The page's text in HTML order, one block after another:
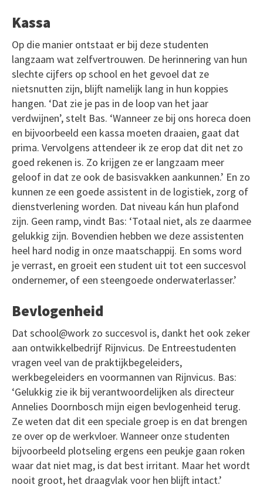
Kassa
Op die manier ontstaat er bij deze studenten
langzaam wat zelfvertrouwen. De herinnering van hun
slechte cijfers op school en het gevoel dat ze
nietsnutten zijn, blijft namelijk lang in hun koppies
hangen. ‘Dat zie je pas in de loop van het jaar
verdwijnen’, stelt Bas. ‘Wanneer ze bij ons horeca doen
en bijvoorbeeld een kassa moeten draaien, gaat dat
prima. Vervolgens attendeer ik ze erop dat dit net zo
goed rekenen is. Zo krijgen ze er langzaam meer
geloof in dat ze ook de basisvakken aankunnen.’ En zo
kunnen ze een goede assistent in de logistiek, zorg of
dienstverlening worden. Dat niveau kán hun plafond
zijn. Geen ramp, vindt Bas: ‘Totaal niet, als ze daarmee
gelukkig zijn. Bovendien hebben we deze assistenten
heel hard nodig in onze maatschappij. En soms word
je verrast, en groeit een student uit tot een succesvol
ondernemer, of een steengoede onderwaterlasser.’
Bevlogenheid
Dat school@work zo succesvol is, dankt het ook zeker
aan ontwikkelbedrijf Rijnvicus. De Entreestudenten
vragen veel van de praktijkbegeleiders,
werkbegeleiders en voormannen van Rijnvicus. Bas:
‘Gelukkig zie ik bij verantwoordelijken als directeur
Annelies Doornbosch mijn eigen bevlogenheid terug.
Ze weten dat dit een speciale groep is en dat brengen
ze over op de werkvloer. Wanneer onze studenten
bijvoorbeeld plotseling ergens een peukje gaan roken
waar dat niet mag, is dat best irritant. Maar het wordt
nooit groot, het draagvlak voor hen blijft intact.’